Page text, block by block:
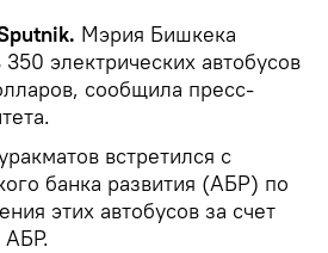
Мэрия Бишкека
электрических автобусов
сообщила пресс-
встретился с
банка развития (АБР) по
этих автобусов за счет
АБР.